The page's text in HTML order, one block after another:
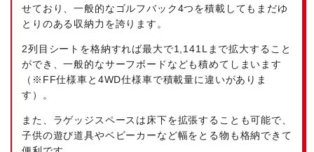
せており、一般的なゴルフバック4つを積載してもまだゆ
とりのある収納力を誇ります。
2列目シートを格納すれば最大で1,141Lまで拡大すること
ができ、一般的なサーフボードなども積めてしまいます
（※FF仕様車と4WD仕様車で積載量に違いがありま
す）。
また、ラゲッジスペースは床下を拡張することも可能で、
子供の遊び道具やベビーカーなど幅をとる物も格納できて